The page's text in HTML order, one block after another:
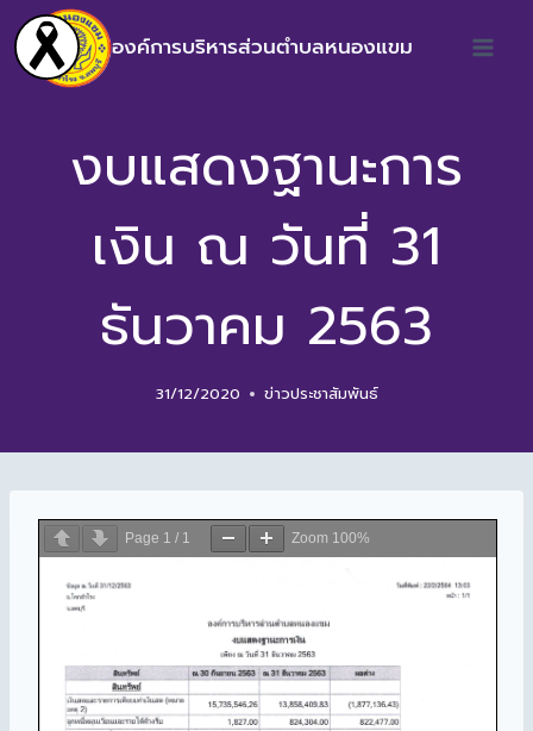
องค์การบริหารส่วนตำบลหนองแขม
งบแสดงฐานะการ
เงิน ณ วันที่ 31
ธันวาคม 2563
31/12/2020 ข่าวประชาสัมพันธ์
Page 1 / 1 Zoom 100%